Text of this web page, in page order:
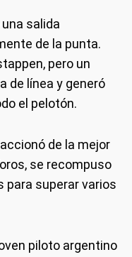
salida
de la punta.
pero un
de línea y generó
el pelotón.
de la mejor
se recompuso
para superar varios
piloto argentino